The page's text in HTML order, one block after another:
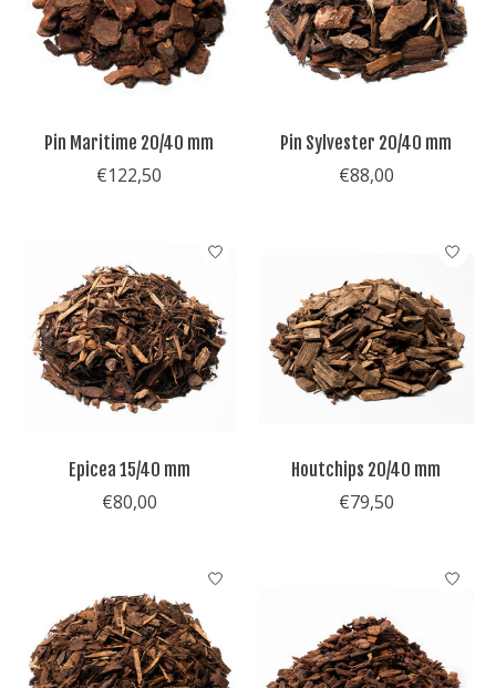
Pin Maritime 20/40 mm
€122,50
Pin Sylvester 20/40 mm
€88,00
Epicea 15/40 mm
€80,00
Houtchips 20/40 mm
€79,50